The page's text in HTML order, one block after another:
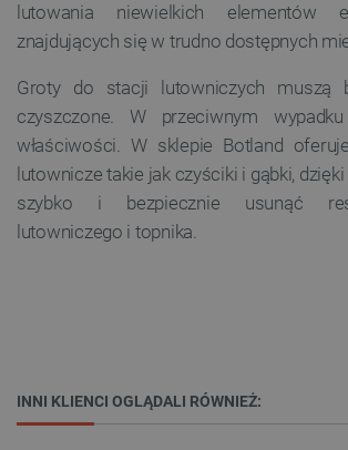
lutowania niewielkich elementów
znajdujących się w trudno dostępnych
Groty do stacji lutowniczych muszą
czyszczone. W przeciwnym
właściwości. W sklepie Botland
lutownicze takie jak czyściki i gąbki,
szybko i bezpiecznie usunąć
lutowniczego i topnika.
INNI KLIENCI OGLĄDALI RÓWNIEŻ:
TARGETOWANIE
Niezbędne Wydajność
Funkcjonalność
PrestaShop-[abcdef0123456789]{32}